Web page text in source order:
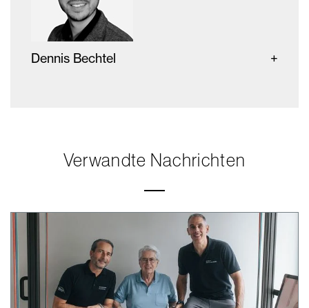
Dennis Bechtel
Verwandte Nachrichten